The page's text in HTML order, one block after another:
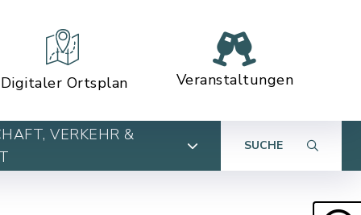
Digitaler Ortsplan Veranstaltungen
VERKEHR &
SUCHE